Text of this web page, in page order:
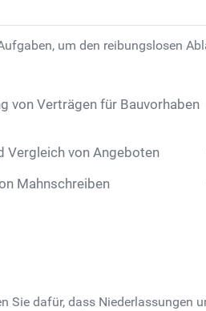
um den reibungslosen
von Verträgen für Bauvorhaben
Vergleich von Angeboten
Mahnschreiben
dafür, dass Niederlassungen